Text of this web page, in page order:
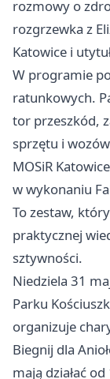
rozmowy o
rozgrzewka z
Katowice i
W programie
ratunkowych.
tor przeszkód,
sprzętu i
MOSiR
w wykonaniu
To zestaw,
praktycznej
sztywności.
Niedziela 31
Parku
organizuje
Biegnij dla
mają działać